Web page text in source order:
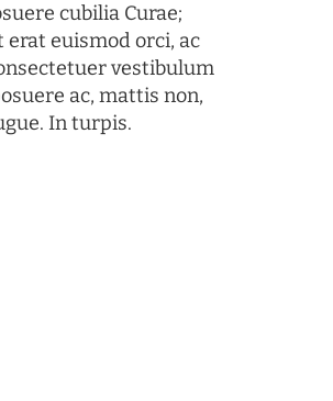
cubilia Curae;
euismod orci, ac
vestibulum
ac, mattis non,
In turpis.